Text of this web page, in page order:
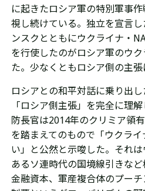
に起きたロシア軍の特別軍事
視し続けている。 独立を宣言
ンスクとともにウクライナ・
を行使したのがロシア軍のウ
た。少なくともロシア側の主張
ロシアとの和平対話に乗り出
「ロシア側主張」を完全に理解
防長官は2014年のクリミア領
を踏まえてのもので「ウクラ
い」と 公然と示唆した。それ
あるソ連時代の国境線引きな
金融資本、軍産複合体のプー